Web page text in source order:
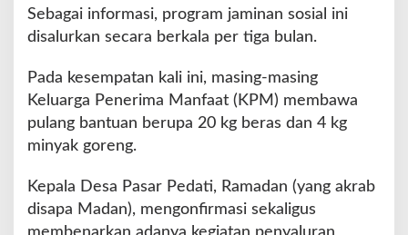
o
r
n
g
Sebagai informasi, program jaminan sosial ini
disalurkan secara berkala per tiga bulan.
Pada kesempatan kali ini, masing-masing
Keluarga Penerima Manfaat (KPM) membawa
pulang bantuan berupa 20 kg beras dan 4 kg
minyak goreng.
Kepala Desa Pasar Pedati, Ramadan (yang akrab
disapa Madan), mengonfirmasi sekaligus